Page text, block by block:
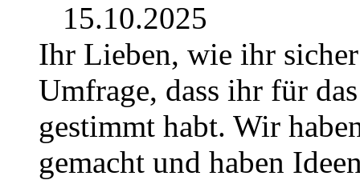
15.10.2025
Ihr Lieben, wie ihr
Umfrage, dass ihr für
gestimmt habt. Wir
gemacht und haben